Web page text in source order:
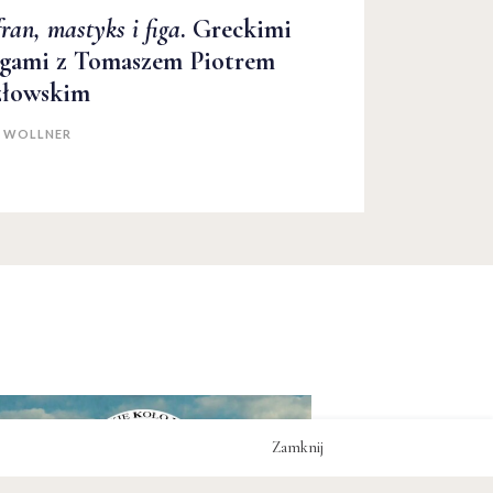
mastyks i figa. Greckimi
z Tomaszem Piotrem
Zamknij